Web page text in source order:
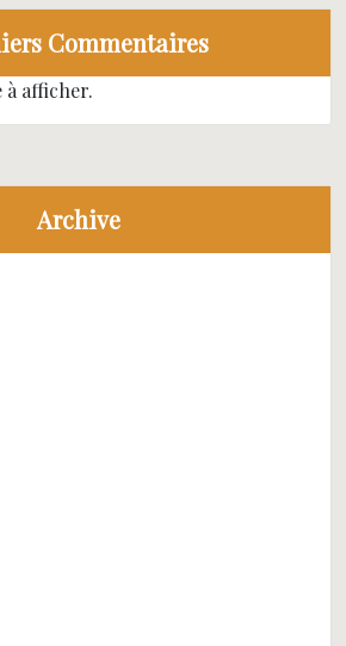
Commentaires
à afficher.
Archive